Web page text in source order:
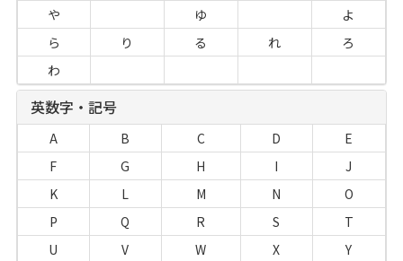
や
ゆ
よ
ら
り る れ
ろ
わ
英数字・記号
A B C D
E
F
G H I
J
K
L M N
O
P
Q R S
T
U
V W X
Y